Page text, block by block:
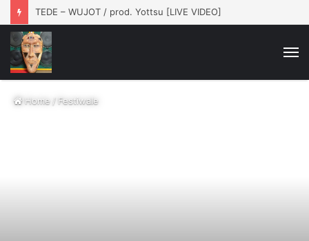
TEDE – WUJOT / prod. Yottsu [LIVE VIDEO]
Home/Festiwale